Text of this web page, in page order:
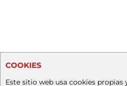
COOKIES
Este sitio web usa cookies propias